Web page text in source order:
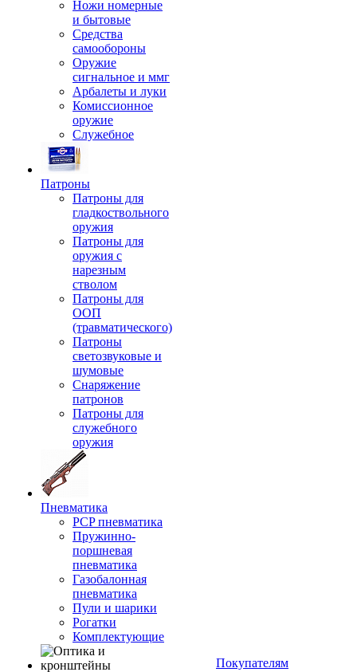
Ножи номерные
и бытовые
Средства
самообороны
Оружие
сигнальное и ммг
Арбалеты и луки
Комиссионное
оружие
Служебное
Патроны
Патроны для
гладкоствольного
оружия
Патроны для
оружия с
нарезным
стволом
Патроны для
ООП
(травматического)
Патроны
светозвуковые и
шумовые
Снаряжение
патронов
Патроны для
служебного
оружия
Пневматика
PCP пневматика
Пружинно-
поршневая
пневматика
Газобалонная
пневматика
Пули и шарики
Рогатки
Комплектующие
Покупателям